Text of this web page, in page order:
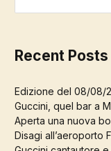
Recent Posts
Edizione del 08/08/
Guccini, quel bar a
Aperta una nuova
Disagi all’aeroporto